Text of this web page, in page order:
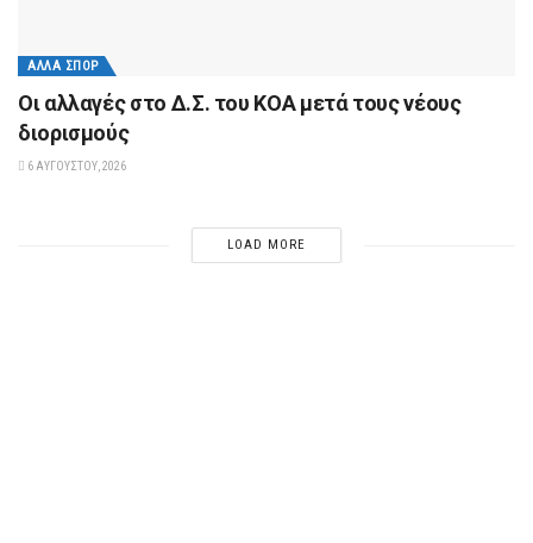
ΆΛΛΑ ΣΠΟΡ
Οι αλλαγές στο Δ.Σ. του ΚΟΑ μετά τους νέους
διορισμούς
6 ΑΥΓΟΎΣΤΟΥ, 2026
LOAD MORE